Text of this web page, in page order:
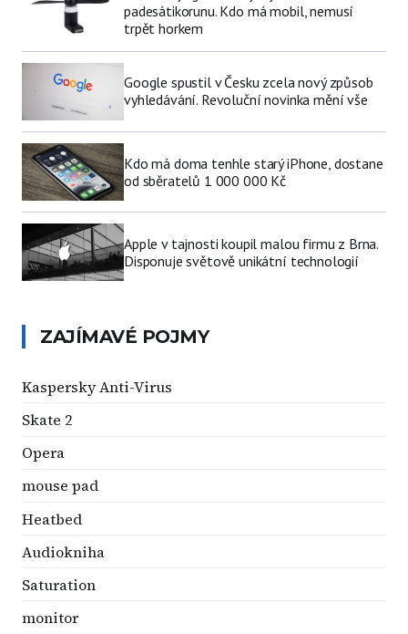
padesátikorunu. Kdo má mobil, nemusí
trpět horkem
Google spustil v Česku zcela nový způsob
vyhledávání. Revoluční novinka mění vše
Kdo má doma tenhle starý iPhone, dostane
od sběratelů 1 000 000 Kč
Apple v tajnosti koupil malou firmu z Brna.
Disponuje světově unikátní technologií
ZAJÍMAVÉ POJMY
Kaspersky Anti-Virus
Skate 2
Opera
mouse pad
Heatbed
Audiokniha
Saturation
monitor